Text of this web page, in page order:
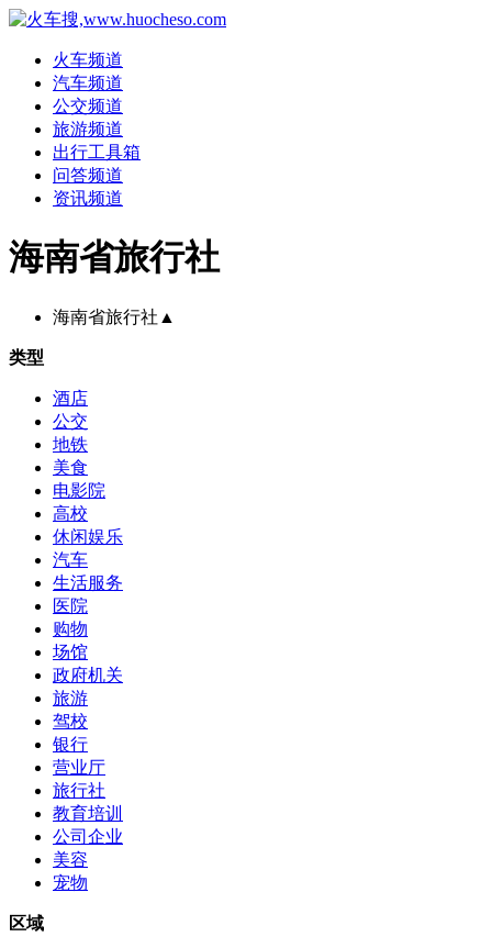
火车频道
汽车频道
公交频道
旅游频道
出行工具箱
问答频道
资讯频道
海南省旅行社
海南省旅行社 ▲
类型
酒店
公交
地铁
美食
电影院
高校
休闲娱乐
汽车
生活服务
医院
购物
场馆
政府机关
旅游
驾校
银行
营业厅
旅行社
教育培训
公司企业
美容
宠物
区域